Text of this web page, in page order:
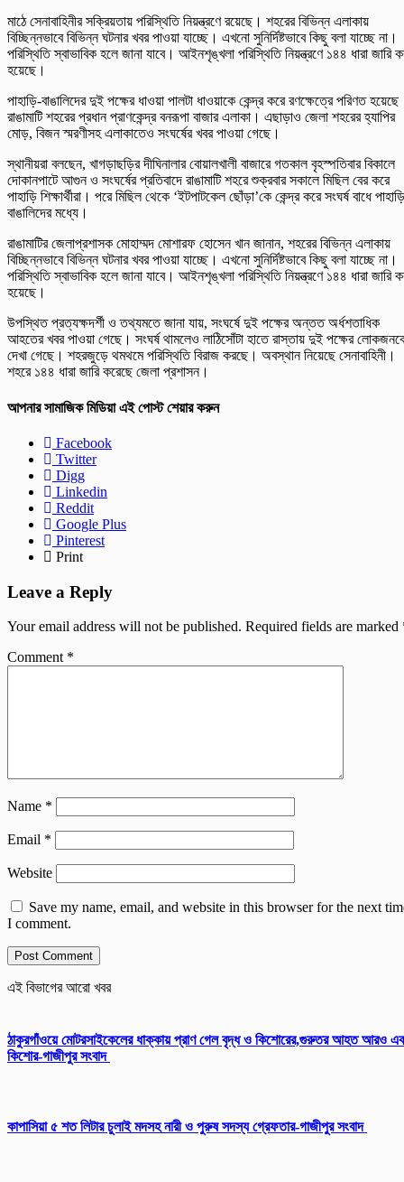
মাঠে সেনাবাহিনীর সক্রিয়তায় পরিস্থিতি নিয়ন্ত্রণে রয়েছে। শহরের বিভিন্ন এলাকায়
বিচ্ছিন্নভাবে বিভিন্ন ঘটনার খবর পাওয়া যাচ্ছে। এখনো সুনির্দিষ্টভাবে কিছু বলা যাচ্ছে না।
পরিস্থিতি স্বাভাবিক হলে জানা যাবে। আইনশৃঙ্খলা পরিস্থিতি নিয়ন্ত্রণে ১৪৪ ধারা জারি
হয়েছে।
পাহাড়ি-বাঙালিদের দুই পক্ষের ধাওয়া পালটা ধাওয়াকে কেন্দ্র করে রণক্ষেত্রে পরিণত হয়েছে
রাঙামাটি শহরের প্রধান প্রাণকেন্দ্র বনরূপা বাজার এলাকা। এছাড়াও জেলা শহরের হ্যাপির
মোড়, বিজন স্মরণীসহ এলাকাতেও সংঘর্ষের খবর পাওয়া গেছে।
স্থানীয়রা বলছেন, খাগড়াছড়ির দীঘিনালার বোয়ালখালী বাজারে গতকাল বৃহস্পতিবার বিকালে
দোকানপাটে আগুন ও সংঘর্ষের প্রতিবাদে রাঙামাটি শহরে শুক্রবার সকালে মিছিল বের করে
পাহাড়ি শিক্ষার্থীরা। পরে মিছিল থেকে ‘ইটপাটকেল ছোঁড়া’কে কেন্দ্র করে সংঘর্ষ বাধে
বাঙালিদের মধ্যে।
রাঙামাটির জেলাপ্রশাসক মোহাম্মদ মোশারফ হোসেন খান জানান, শহরের বিভিন্ন এলাকায়
বিচ্ছিন্নভাবে বিভিন্ন ঘটনার খবর পাওয়া যাচ্ছে। এখনো সুনির্দিষ্টভাবে কিছু বলা যাচ্ছে না।
পরিস্থিতি স্বাভাবিক হলে জানা যাবে। আইনশৃঙ্খলা পরিস্থিতি নিয়ন্ত্রণে ১৪৪ ধারা জারি
হয়েছে।
উপস্থিত প্রত্যক্ষদর্শী ও তথ্যমতে জানা যায়, সংঘর্ষে দুই পক্ষের অন্তত অর্ধশতাধিক
আহতের খবর পাওয়া গেছে। সংঘর্ষ থামলেও লাঠিসোঁটা হাতে রাস্তায় দুই পক্ষের
দেখা গেছে। শহরজুড়ে থমথমে পরিস্থিতি বিরাজ করছে। অবস্থান নিয়েছে সেনাবাহিনী।
শহরে ১৪৪ ধারা জারি করেছে জেলা প্রশাসন।
আপনার সামাজিক মিডিয়া এই পোস্ট শেয়ার করুন
Facebook
Twitter
Digg
Linkedin
Reddit
Google Plus
Pinterest
Print
Leave a Reply
Your email address will not be published. Required fields are marked
Comment *
Name *
Email *
Website
Save my name, email, and website in this browser for the next
I comment.
এই বিভাগের আরো খবর
ঠাকুরগাঁওয়ে মোটরসাইকেলের ধাক্কায় প্রাণ গেল বৃদ্ধ ও কিশোরের,গুরুতর আহত আরও
কিশোর-গাজীপুর সংবাদ
কাপাসিয়া ৫ শত লিটার চুলাই মদসহ নারী ও পুরুষ সদস্য গ্রেফতার-গাজীপুর সংবাদ